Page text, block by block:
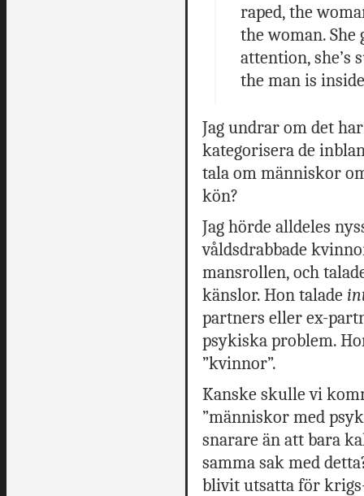
raped, the
the woman. She
attention, she’s
the man is
Jag undrar om det
kategorisera de
tala om människor
kön?
Jag hörde alldeles
våldsdrabbade
mansrollen, och
känslor. Hon talade
partners eller ex-
psykiska problem.
”kvinnor”.
Kanske skulle vi
”människor med
snarare än att bara
samma sak med
blivit utsatta för